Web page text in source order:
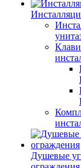
Душевые